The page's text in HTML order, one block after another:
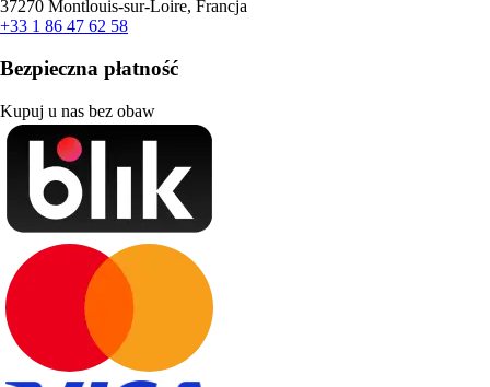
37270 Montlouis-sur-Loire, Francja
+33 1 86 47 62 58
Bezpieczna płatność
Kupuj u nas bez obaw